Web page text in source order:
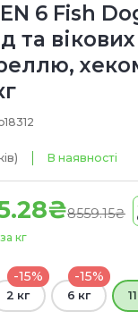
6 Fish
та
) В наявності
8559.15₴
за кг
-15%
2 кг
-15%
6 кг